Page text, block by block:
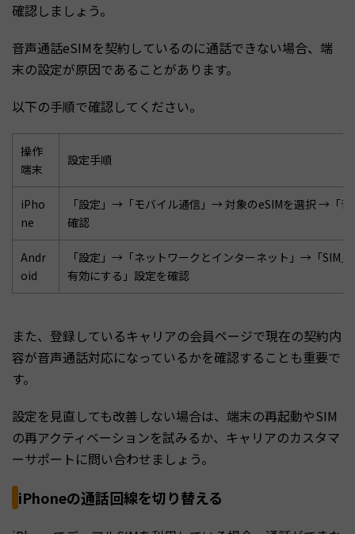
確認しましょう。
音声通話eSIMを契約しているのに通話できない場合、端
末の設定が原因であることがあります。
以下の手順で確認してください。
操作
端末
設定手順
iPho
ne
「設定」→「モバイル通信」→ 対象のeSIMを選択 →「音
確認
Andr
oid
「設定」→「ネットワークとインターネット」→「SIM
有効にする」設定を確認
また、登録しているキャリアの会員ページで現在の契約内
容が音声通話対応になっているかを確認することも重要で
す。
設定を見直しても改善しない場合は、端末の再起動やSIM
の再アクティベーションを試みるか、キャリアのカスタマ
ーサポートに問い合わせましょう。
iPhoneの通話回線を切り替える